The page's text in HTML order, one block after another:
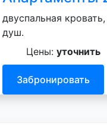
двуспальная
душ.
Цены: уточнить
Забронировать